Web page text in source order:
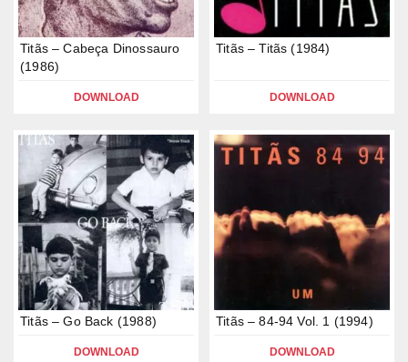
Titãs – Cabeça Dinossauro
(1986)
DOWNLOAD
Titãs – Titãs (1984)
DOWNLOAD
Titãs – Go Back (1988)
DOWNLOAD
Titãs – 84-94 Vol. 1 (1994)
DOWNLOAD